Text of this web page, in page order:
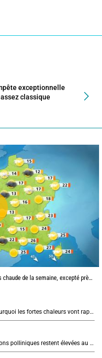
exceptionnelle
classique
semaine, excepté près de la Méditerranée
Vers une cinquième vague de chaleur : pourquoi les fortes chaleurs vont rapidement revenir en France
Risque allergique ce jeudi : les concentrations polliniques restent élevées au nord